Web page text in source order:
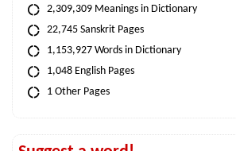
2,309,309 Meanings in Dictionary
22,745 Sanskrit Pages
1,153,927 Words in Dictionary
1,048 English Pages
1 Other Pages